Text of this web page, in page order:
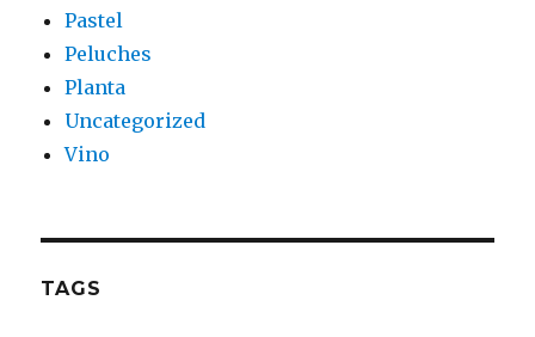
Pastel
Peluches
Planta
Uncategorized
Vino
TAGS